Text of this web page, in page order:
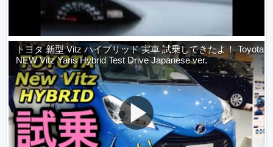
トヨタ 新型 Vitz ハイブリッド 実車 試乗してきたよ！ Toyota
NEW Vitz Yaris Hybrid Test Drive Japanese ver.